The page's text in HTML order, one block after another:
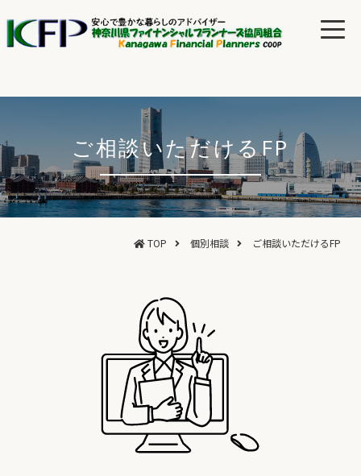
ご相談いただけるFP
TOP 個別相談 ご相談いただけるFP